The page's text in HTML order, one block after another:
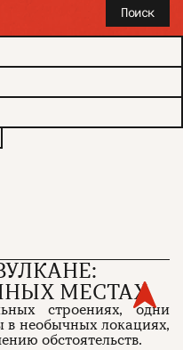
Поиск
МЕСТАХ
строениях, одни
в необычных локациях,
обстоятельств.